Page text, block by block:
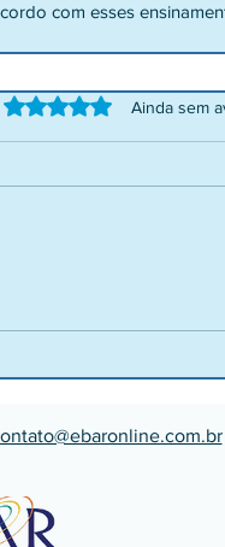
com esses
Avaliado com 0 de 5Ainda sem